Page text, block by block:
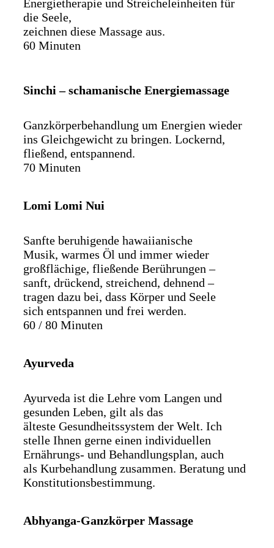
Energietherapie und Streicheleinheiten für
die Seele,
zeichnen diese Massage aus.
60 Minuten
Sinchi – schamanische Energiemassage
Ganzkörperbehandlung um Energien wieder
ins Gleichgewicht zu bringen. Lockernd,
fließend, entspannend.
70 Minuten
Lomi Lomi Nui
Sanfte beruhigende hawaiianische
Musik, warmes Öl und immer wieder
großflächige, fließende Berührungen –
sanft, drückend, streichend, dehnend –
tragen dazu bei, dass Körper und Seele
sich entspannen und frei werden.
60 / 80 Minuten
Ayurveda
Ayurveda ist die Lehre vom Langen und
gesunden Leben, gilt als das
älteste Gesundheitssystem der Welt. Ich
stelle Ihnen gerne einen individuellen
Ernährungs- und Behandlungsplan, auch
als Kurbehandlung zusammen. Beratung und
Konstitutionsbestimmung.
Abhyanga-Ganzkörper Massage